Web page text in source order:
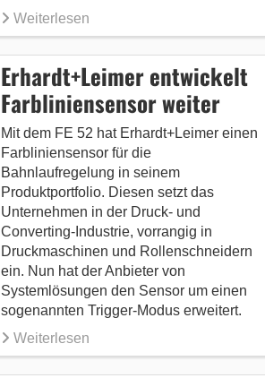
Weiterlesen
Erhardt+Leimer entwickelt
Farbliniensensor weiter
Mit dem FE 52 hat Erhardt+Leimer einen
Farbliniensensor für die
Bahnlaufregelung in seinem
Produktportfolio. Diesen setzt das
Unternehmen in der Druck- und
Converting-Industrie, vorrangig in
Druckmaschinen und Rollenschneidern
ein. Nun hat der Anbieter von
Systemlösungen den Sensor um einen
sogenannten Trigger-Modus erweitert.
Weiterlesen